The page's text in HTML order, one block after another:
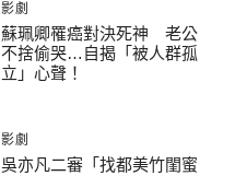
影劇
蘇珮卿罹癌對決死神 老公
不捨偷哭…自揭「被人群孤
立」心聲！
影劇
吳亦凡二審「找都美竹閨蜜